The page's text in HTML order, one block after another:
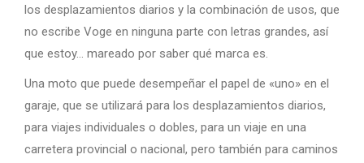
los desplazamientos diarios y la combinación de usos, que
no escribe Voge en ninguna parte con letras grandes, así
que estoy… mareado por saber qué marca es.
Una moto que puede desempeñar el papel de «uno» en el
garaje, que se utilizará para los desplazamientos diarios,
para viajes individuales o dobles, para un viaje en una
carretera provincial o nacional, pero también para caminos